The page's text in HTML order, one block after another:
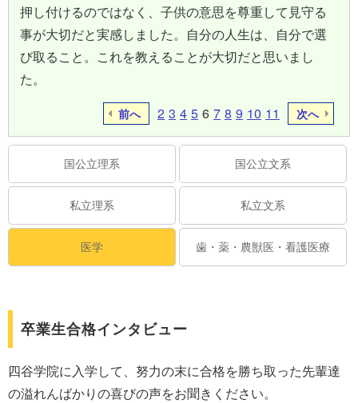
押し付けるのではなく、子供の意思を尊重して見守る
事が大切だと実感しました。自分の人生は、自分で選
び取ること。これを教えることが大切だと思いまし
た。
前へ 2 3 4 5 6 7 8 9 10 11 次へ
国公立理系 国公立文系
私立理系 私立文系
医学 歯・薬・農獣医・看護医療
卒業生合格インタビュー
四谷学院に入学して、努力の末に合格を勝ち取った先輩達
の溢れんばかりの喜びの声をお聞きください。